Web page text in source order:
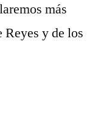
más
Reyes y de los